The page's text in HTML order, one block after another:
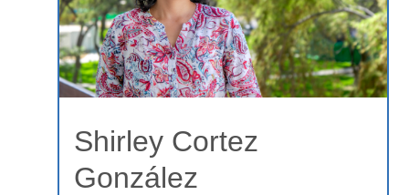
Shirley Cortez
González